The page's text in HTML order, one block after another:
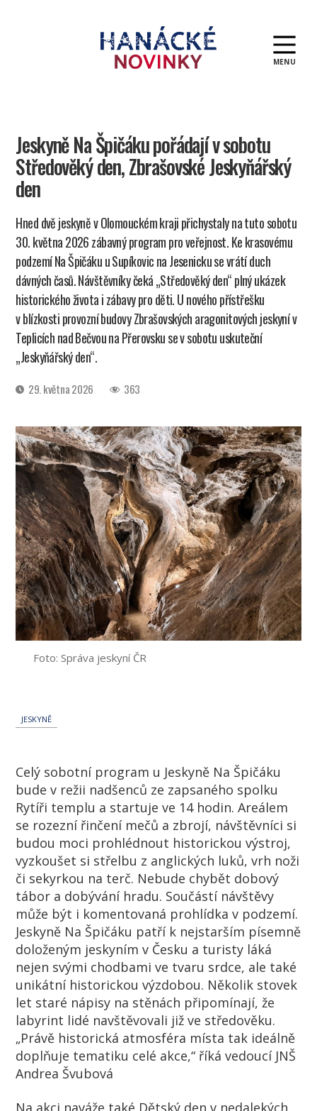
MENU
Jeskyně Na Špičáku pořádají v sobotu
Středověký den, Zbrašovské Jeskyňářský
den
Hned dvě jeskyně v Olomouckém kraji přichystaly na tuto sobotu
30. května 2026 zábavný program pro veřejnost. Ke krasovému
podzemí Na Špičáku u Supíkovic na Jesenicku se vrátí duch
dávných časů. Návštěvníky čeká „Středověký den“ plný ukázek
historického života i zábavy pro děti. U nového přístřešku
v blízkosti provozní budovy Zbrašovských aragonitových jeskyní v
Teplicích nad Bečvou na Přerovsku se v sobotu uskuteční
„Jeskyňářský den“.
Datum29. května 2026 363
Foto: Správa jeskyní ČR
JESKYNĚ
Celý sobotní program u Jeskyně Na Špičáku
bude v režii nadšenců ze zapsaného spolku
Rytíři templu a startuje ve 14 hodin. Areálem
se rozezní řinčení mečů a zbrojí, návštěvníci si
budou moci prohlédnout historickou výstroj,
vyzkoušet si střelbu z anglických luků, vrh noži
či sekyrkou na terč. Nebude chybět dobový
tábor a dobývání hradu. Součástí návštěvy
může být i komentovaná prohlídka v podzemí.
Jeskyně Na Špičáku patří k nejstarším písemně
doloženým jeskyním v Česku a turisty láká
nejen svými chodbami ve tvaru srdce, ale také
unikátní historickou výzdobou. Několik stovek
let staré nápisy na stěnách připomínají, že
labyrint lidé navštěvovali již ve středověku.
„Právě historická atmosféra místa tak ideálně
doplňuje tematiku celé akce,“ říká vedoucí JNŠ
Andrea Švubová
Na akci naváže také Dětský den v nedalekých